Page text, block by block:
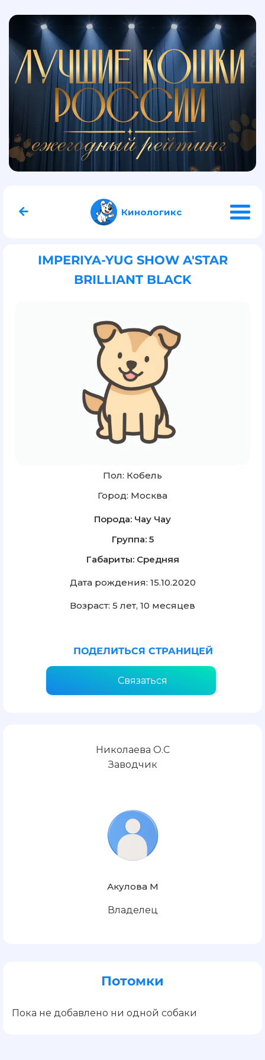
Кинологикс
IMPERIYA-YUG SHOW A'STAR
BRILLIANT BLACK
Пол: Кобель
Город: Москва
Порода: Чау Чау
Группа: 5
Габариты: Средняя
Дата рождения: 15.10.2020
Возраст: 5 лет, 10 месяцев
ПОДЕЛИТЬСЯ СТРАНИЦЕЙ
Связаться
Николаева О.С
Заводчик
Акулова М
Владелец
Потомки
Пока не добавлено ни одной собаки